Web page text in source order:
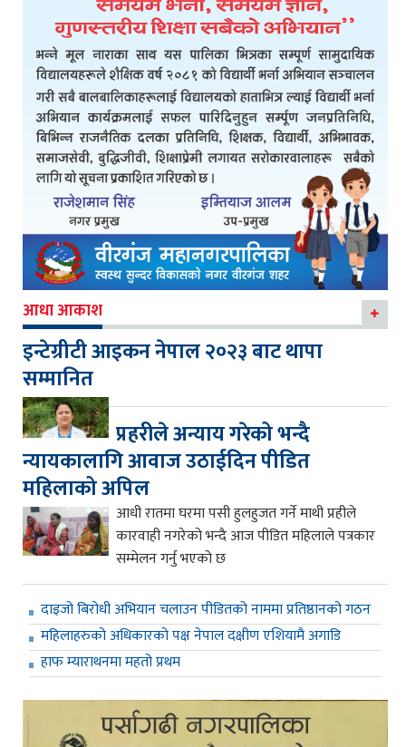
आधा आकाश
इन्टेग्रीटी आइकन नेपाल २०२३ बाट थापा
सम्मानित
प्रहरीले अन्याय गरेको भन्दै
न्यायकालागि आवाज उठाईदिन पीडित
महिलाको अपिल
आधी रातमा घरमा पसी हुलहुजत गर्ने माथी प्रहीले
कारवाही नगरेको भन्दै आज पीडित महिलाले पत्रकार
सम्मेलन गर्नु भएको छ
दाइजो बिरोधी अभियान चलाउन पीडितको नाममा प्रतिष्ठानको गठन
महिलाहरुको अधिकारको पक्ष नेपाल दक्षीण एशियामै अगाडि
हाफ म्याराथनमा महतो प्रथम